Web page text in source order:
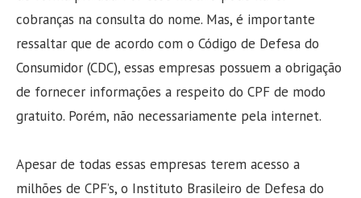
cobranças na consulta do nome. Mas, é importante
ressaltar que de acordo com o Código de Defesa do
Consumidor (CDC), essas empresas possuem a obrigação
de fornecer informações a respeito do CPF de modo
gratuito. Porém, não necessariamente pela internet.
Apesar de todas essas empresas terem acesso a
milhões de CPF’s, o Instituto Brasileiro de Defesa do